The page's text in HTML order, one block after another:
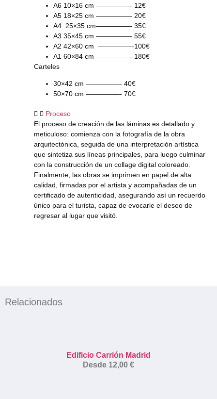
A6 10×16 cm —————- 12€
A5 18×25 cm —————- 20€
A4 25×35 cm—————- 35€
A3 35×45 cm —————- 55€
A2 42×60 cm —————-100€
A1 60×84 cm —————- 180€
Carteles
30×42 cm —————- 40€
50×70 cm —————- 70€
Proceso
El proceso de creación de las láminas es detallado y
meticuloso: comienza con la fotografía de la obra
arquitectónica, seguida de una interpretación artística
que sintetiza sus líneas principales, para luego culminar
con la construcción de un collage digital coloreado.
Finalmente, las obras se imprimen en papel de alta
calidad, firmadas por el artista y acompañadas de un
certificado de autenticidad, asegurando así un recuerdo
único para el turista, capaz de evocarle el deseo de
regresar al lugar que visitó.
Relacionados
Edificio Carrión Madrid
Desde 12,00 €